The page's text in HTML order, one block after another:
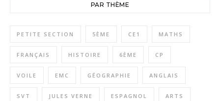
PAR THÈME
PETITE SECTION 5ÈME CE1 MATHS
FRANÇAIS HISTOIRE 6ÈME CP
VOILE EMC GÉOGRAPHIE ANGLAIS
SVT JULES VERNE ESPAGNOL ARTS